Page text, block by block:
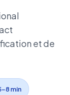
et de
8 min